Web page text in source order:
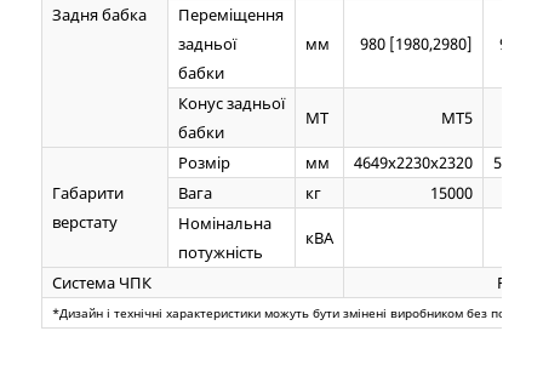
Задня бабка
Переміщення
задньої
бабки
мм 980 [1980,2980] 980
Конус задньої
бабки
МТ MT5
Габарити
верстату
Розмір мм 4649x2230x2320
Вага
кг
15000
Номінальна
потужність
кВА
Система ЧПК
*Дизайн і технічні характеристики можуть бути змінені виробником без